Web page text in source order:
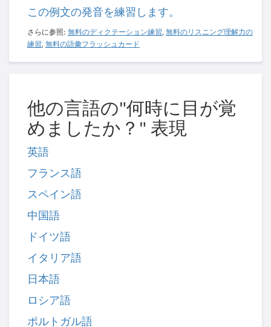
この例文の発音を練習します。
さらに参照: 無料のディクテーション練習, 無料のリスニング理解力の
練習, 無料の語彙フラッシュカード
他の言語の"何時に目が覚
めましたか？" 表現
英語
フランス語
スペイン語
中国語
ドイツ語
イタリア語
日本語
ロシア語
ポルトガル語